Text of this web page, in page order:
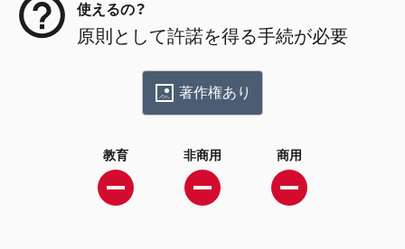
使えるの？
原則として許諾を得る手続が必要
著作権あり
教育 非商用 商用